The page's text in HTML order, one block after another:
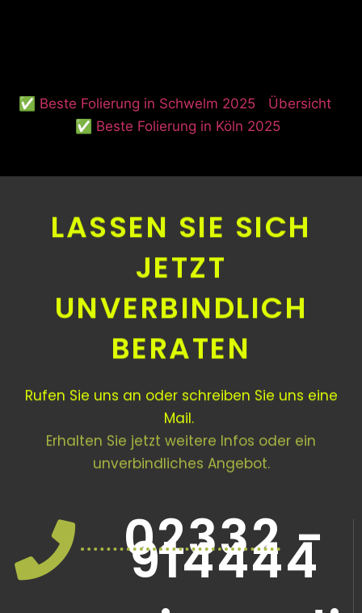
✅ Beste Folierung in Schwelm 2025
Übersicht
✅ Beste Folierung in Köln 2025
LASSEN SIE SICH
JETZT
UNVERBINDLICH
BERATEN
Rufen Sie uns an oder schreiben Sie uns eine
Mail.
Erhalten Sie jetzt weitere Infos oder ein
unverbindliches Angebot.
02332 -
914444